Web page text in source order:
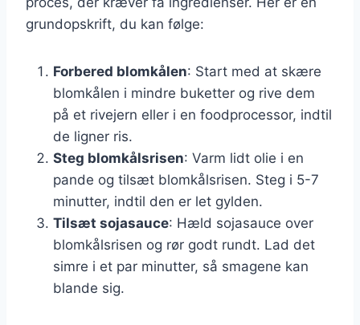
grundopskrift, du kan følge:
Forbered blomkålen: Start med at skære
blomkålen i mindre buketter og rive dem
på et rivejern eller i en foodprocessor, indtil
de ligner ris.
Steg blomkålsrisen: Varm lidt olie i en
pande og tilsæt blomkålsrisen. Steg i 5-7
minutter, indtil den er let gylden.
Tilsæt sojasauce: Hæld sojasauce over
blomkålsrisen og rør godt rundt. Lad det
simre i et par minutter, så smagene kan
blande sig.